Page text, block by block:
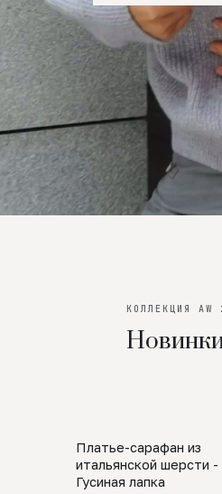
КОЛЛЕКЦИЯ
SALE
Платье-сарафан из
итальянской шерсти -
Гусиная лапка